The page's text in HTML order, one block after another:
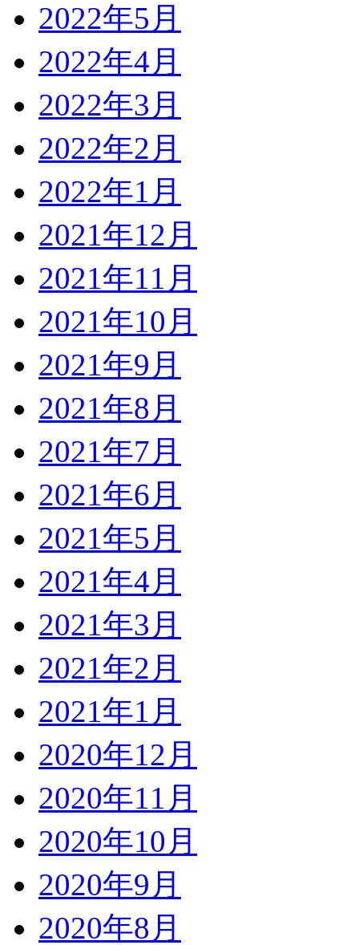
2022年5月
2022年4月
2022年3月
2022年2月
2022年1月
2021年12月
2021年11月
2021年10月
2021年9月
2021年8月
2021年7月
2021年6月
2021年5月
2021年4月
2021年3月
2021年2月
2021年1月
2020年12月
2020年11月
2020年10月
2020年9月
2020年8月